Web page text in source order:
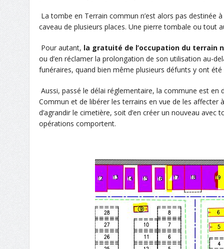
La tombe en Terrain commun n’estalorspas destinée
caveaudeplusieurs places. Une pierretombaleoutout
Pour autant, la gratuité de l’occupation du terrain
ou d’en réclamer la prolongation de son utilisation au-
funéraires, quand bien mêmeplusieurs défunts y ont
Aussi,passé le délai réglementaire, la commune est en
Commun et de libérer les terrainsen vue delesaffecter
d’agrandir le cimetière, soit d’en créer un nouveauavec
opérations comportent.